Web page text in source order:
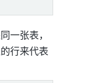
一张表，
行来代表